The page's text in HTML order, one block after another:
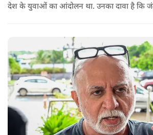
देश के युवाओं का आंदोलन था. उनका दावा है कि